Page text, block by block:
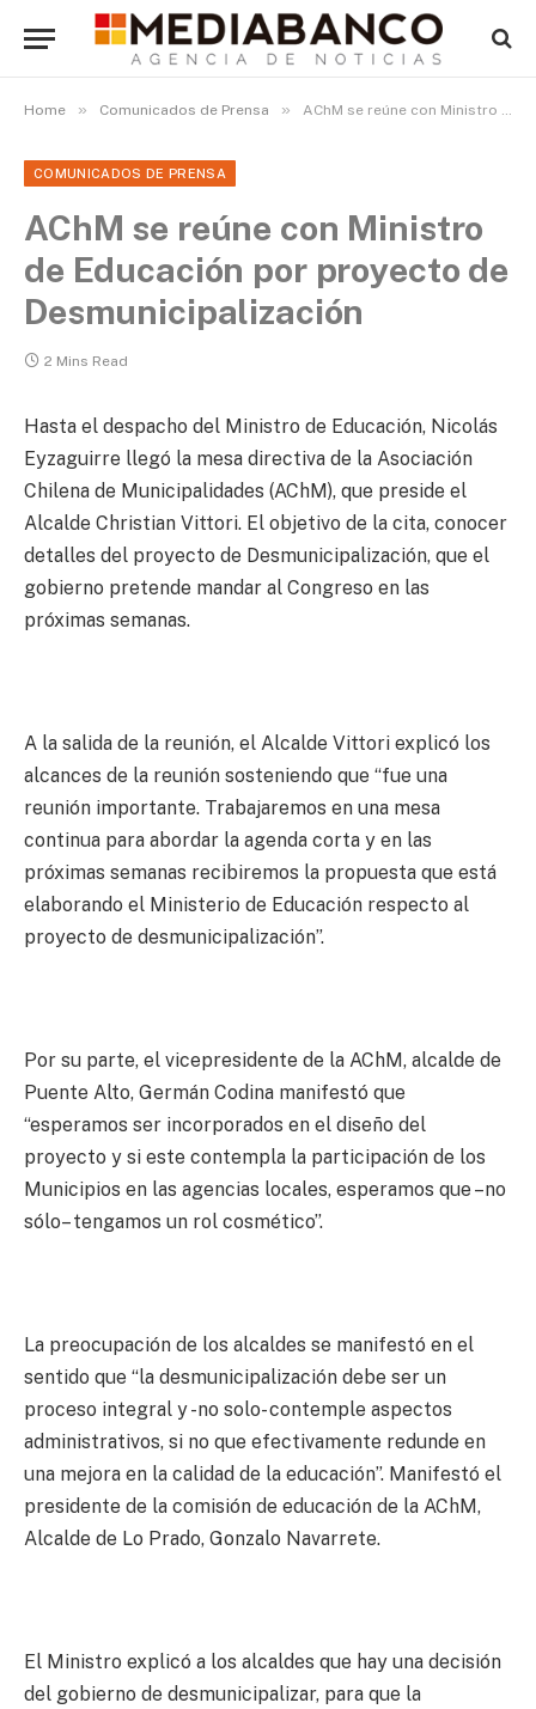
Home » Comunicados de Prensa » AChM se reúne con Ministro de Educación por proyecto de Desmunicipalización
COMUNICADOS DE PRENSA
AChM se reúne con Ministro
de Educación por proyecto de
Desmunicipalización
2 Mins Read
Hasta el despacho del Ministro de Educación, Nicolás
Eyzaguirre llegó la mesa directiva de la Asociación
Chilena de Municipalidades (AChM), que preside el
Alcalde Christian Vittori. El objetivo de la cita, conocer
detalles del proyecto de Desmunicipalización, que el
gobierno pretende mandar al Congreso en las
próximas semanas.
A la salida de la reunión, el Alcalde Vittori explicó los
alcances de la reunión sosteniendo que “fue una
reunión importante. Trabajaremos en una mesa
continua para abordar la agenda corta y en las
próximas semanas recibiremos la propuesta que está
elaborando el Ministerio de Educación respecto al
proyecto de desmunicipalización”.
Por su parte, el vicepresidente de la AChM, alcalde de
Puente Alto, Germán Codina manifestó que
“esperamos ser incorporados en el diseño del
proyecto y si este contempla la participación de los
Municipios en las agencias locales, esperamos que –no
sólo– tengamos un rol cosmético”.
La preocupación de los alcaldes se manifestó en el
sentido que “la desmunicipalización debe ser un
proceso integral y -no solo- contemple aspectos
administrativos, si no que efectivamente redunde en
una mejora en la calidad de la educación”. Manifestó el
presidente de la comisión de educación de la AChM,
Alcalde de Lo Prado, Gonzalo Navarrete.
El Ministro explicó a los alcaldes que hay una decisión
del gobierno de desmunicipalizar, para que la